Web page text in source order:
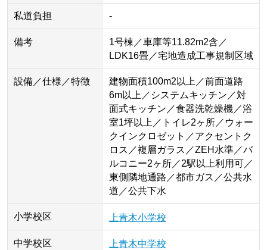
私道負担 -
備考
1号棟／車庫等11.82m2含／
LDK16畳／宅地造成工事規制区域
設備／仕様／特徴
建物面積100m2以上／前面道路
6m以上／システムキッチン／対
面式キッチン／食器洗乾燥機／浴
室1坪以上／トイレ2ヶ所／ウォー
クインクロゼット／アクセントク
ロス／複層ガラス／ZEH水準／バ
ルコニー2ヶ所／2駅以上利用可／
東側隣地通路／都市ガス／公共水
道／公共下水
小学校区 上青木小学校
中学校区 上青木中学校